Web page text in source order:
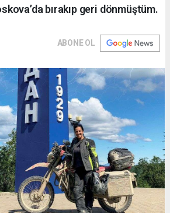
bırakıp geri dönmüştüm.
ABONE OL